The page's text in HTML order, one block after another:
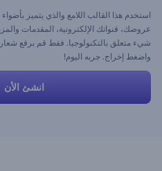
استخدم هذا القالب اللامع والذي يتميز
عروضك، قنواتك الإلكترونية، المقدمات
شيء متعلق بالتكنولوجيا. فقط قم برفع
واضغط إخراج. جربه اليوم!
انشئ الأن